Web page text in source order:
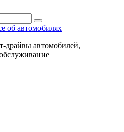
об автомобилях
драйвы автомобилей,